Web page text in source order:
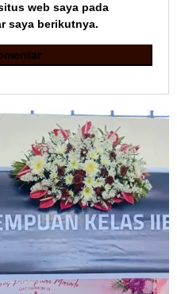
web saya pada
saya berikutnya.